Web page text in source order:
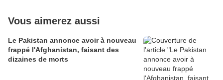
Vous aimerez aussi
Le Pakistan annonce avoir à nouveau
frappé l'Afghanistan, faisant des
dizaines de morts